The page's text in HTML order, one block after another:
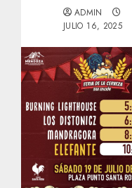
ADMIN
JULIO 16, 2025